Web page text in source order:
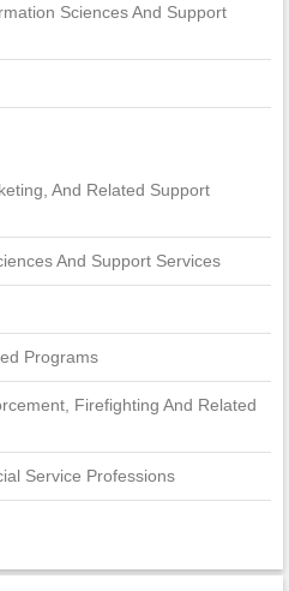
Sciences And Support
And Related Support
And Support Services
Programs
Firefighting And Related
Service Professions